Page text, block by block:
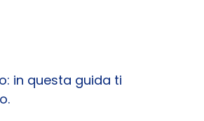
in questa guida ti